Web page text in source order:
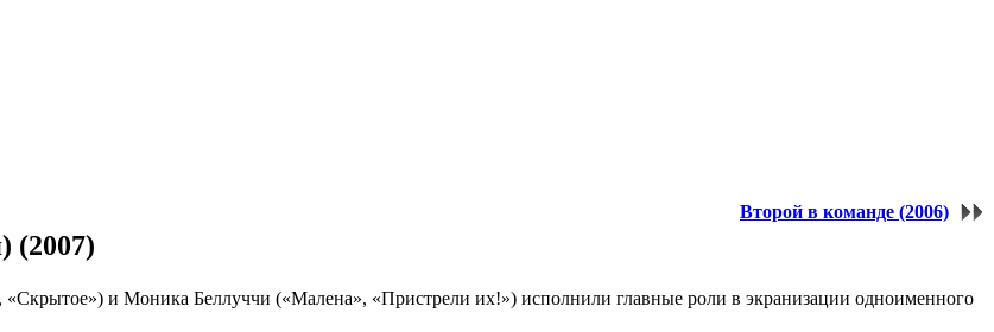
Второй в команде (2006)
(2007)
и Моника Беллуччи («Малена», «Пристрели их!») исполнили главные роли в экранизации одноименного